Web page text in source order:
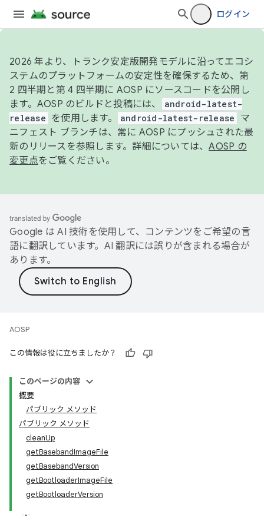
ログイン
2026 年より、トランク安定版開発モデルに沿ってエコシ
ステムのプラットフォームの安定性を確保するため、第
2 四半期と第 4 四半期に AOSP にソースコードを公開し
ます。AOSP のビルドと投稿には、
android-latest-
release
を使用します。 android-latest-release
マ
ニフェスト ブランチは、常に AOSP にプッシュされた最
新のリリースを参照します。詳細については、AOSP の
変更点をご覧ください。
Google は AI 技術を使用して、コンテンツをご希望の言
語に翻訳しています。AI 翻訳には誤りが含まれる場合が
あります。
AOSP
この情報は役に立ちましたか？
このページの内容
概要
パブリック メソッド
パブリック メソッド
cleanUp
getBasebandImageFile
getBasebandVersion
getBootloaderImageFile
getBootloaderVersion